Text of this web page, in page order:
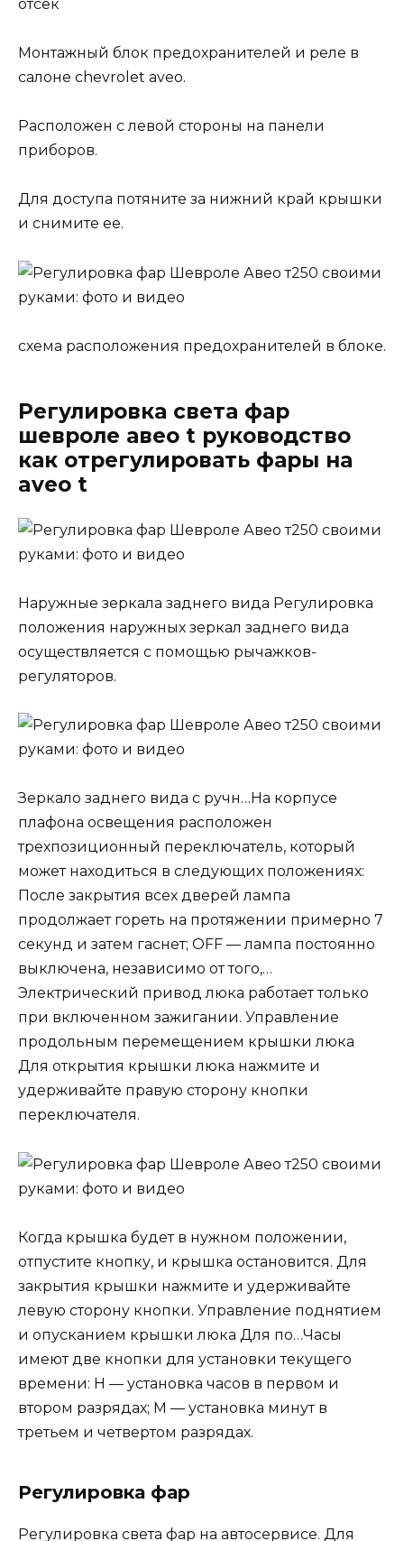
отсек
Монтажный блок предохранителей и реле в
салоне chevrolet aveo.
Расположен с левой стороны на панели
приборов.
Для доступа потяните за нижний край крышки
и снимите ее.
схема расположения предохранителей в блоке.
Регулировка света фар
шевроле авео t руководство
как отрегулировать фары на
aveo t
Наружные зеркала заднего вида Регулировка
положения наружных зеркал заднего вида
осуществляется с помощью рычажков-
регуляторов.
Зеркало заднего вида с ручн…На корпусе
плафона освещения расположен
трехпозиционный переключатель, который
может находиться в следующих положениях:
После закрытия всех дверей лампа
продолжает гореть на протяжении примерно 7
секунд и затем гаснет; OFF — лампа постоянно
выключена, независимо от того,…
Электрический привод люка работает только
при включенном зажигании. Управление
продольным перемещением крышки люка
Для открытия крышки люка нажмите и
удерживайте правую сторону кнопки
переключателя.
Когда крышка будет в нужном положении,
отпустите кнопку, и крышка остановится. Для
закрытия крышки нажмите и удерживайте
левую сторону кнопки. Управление поднятием
и опусканием крышки люка Для по…Часы
имеют две кнопки для установки текущего
времени: Н — установка часов в первом и
втором разрядах; М — установка минут в
третьем и четвертом разрядах.
Регулировка фар
Регулировка света фар на автосервисе. Для